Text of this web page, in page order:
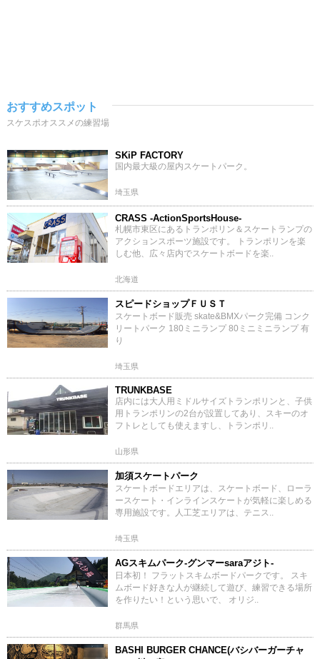
おすすめスポット
スケスポオススメの練習場
SKiP FACTORY
国内最大級の屋内スケートパーク。
埼玉県
CRASS -ActionSportsHouse-
札幌市東区にあるトランポリン＆スケートランプの
アクションスポーツ施設です。 トランポリンを楽
しむ他、広々店内でスケートボードを楽..
北海道
スピードショップＦＵＳＴ
スケートボード販売 skate&BMXパーク完備 コンク
リートパーク 180ミニランプ 80ミニミニランプ 有
り
埼玉県
TRUNKBASE
店内には大人用ミドルサイズトランポリンと、子供
用トランポリンの2台が設置してあり、スキーのオ
フトレとしても使えますし、トランポリ..
山形県
加須スケートパーク
スケートボードエリアは、スケートボード、ローラ
ースケート・インラインスケートが気軽に楽しめる
専用施設です。人工芝エリアは、テニス..
埼玉県
AGスキムパーク-グンマーsaraアジト-
日本初！ フラットスキムボードパークです。 スキ
ムボード好きな人が継続して遊び、練習できる場所
を作りたい！という思いで、 オリジ..
群馬県
BASHI BURGER CHANCE(バシバーガーチャ